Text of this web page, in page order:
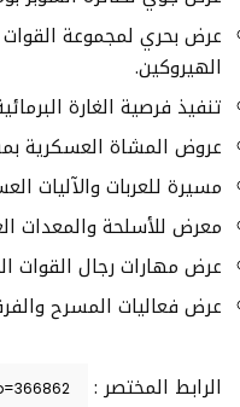
عرض بحري لمجموعة القوات
الهيروكين.
تنفيذ فرصية الغارة
عروض المشاة العسكرية
مسيرة للعربات والآليات
معرض للأسلحة والمعدات
عرض مهارات رجال القوات
عرض فعاليات المسرح
الرابط المختصر :